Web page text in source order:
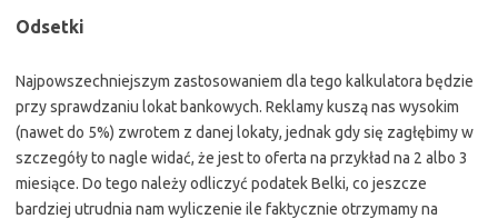
Odsetki
Najpowszechniejszym zastosowaniem dla tego kalkulatora będzie
przy sprawdzaniu lokat bankowych. Reklamy kuszą nas wysokim
(nawet do 5%) zwrotem z danej lokaty, jednak gdy się zagłębimy w
szczegóły to nagle widać, że jest to oferta na przykład na 2 albo 3
miesiące. Do tego należy odliczyć podatek Belki, co jeszcze
bardziej utrudnia nam wyliczenie ile faktycznie otrzymamy na